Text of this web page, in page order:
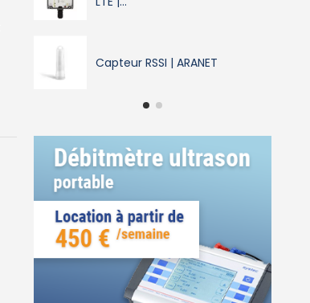
Capteur RSSI | ARANET